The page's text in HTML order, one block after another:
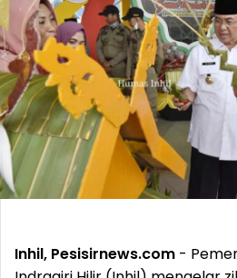
Inhil, Pesisirnews.com -